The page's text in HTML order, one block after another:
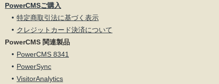
PowerCMSご購入
特定商取引法に基づく表示
クレジットカード決済について
PowerCMS 関連製品
PowerCMS 8341
PowerSync
VisitorAnalytics